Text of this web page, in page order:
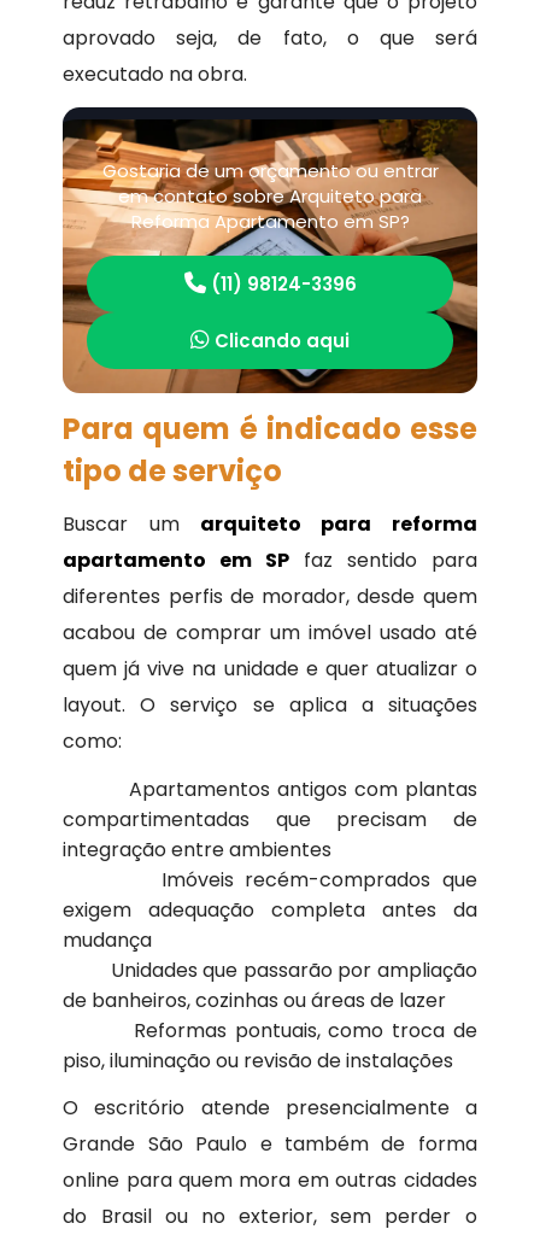
aprovado seja, de fato, o que será
executado na obra.
Gostaria de um orçamento ou entrar
em contato sobre Arquiteto para
Reforma Apartamento em SP?
(11) 98124-3396
Clicando aqui
Para quem é indicado esse
tipo de serviço
Buscar um arquiteto para reforma
apartamento em SP faz sentido para
diferentes perfis de morador, desde quem
acabou de comprar um imóvel usado até
quem já vive na unidade e quer atualizar o
layout. O serviço se aplica a situações
como:
Apartamentos antigos com plantas
compartimentadas que precisam de
integração entre ambientes
Imóveis recém-comprados que
exigem adequação completa antes da
mudança
Unidades que passarão por ampliação
de banheiros, cozinhas ou áreas de lazer
Reformas pontuais, como troca de
piso, iluminação ou revisão de instalações
O escritório atende presencialmente a
Grande São Paulo e também de forma
online para quem mora em outras cidades
do Brasil ou no exterior, sem perder o